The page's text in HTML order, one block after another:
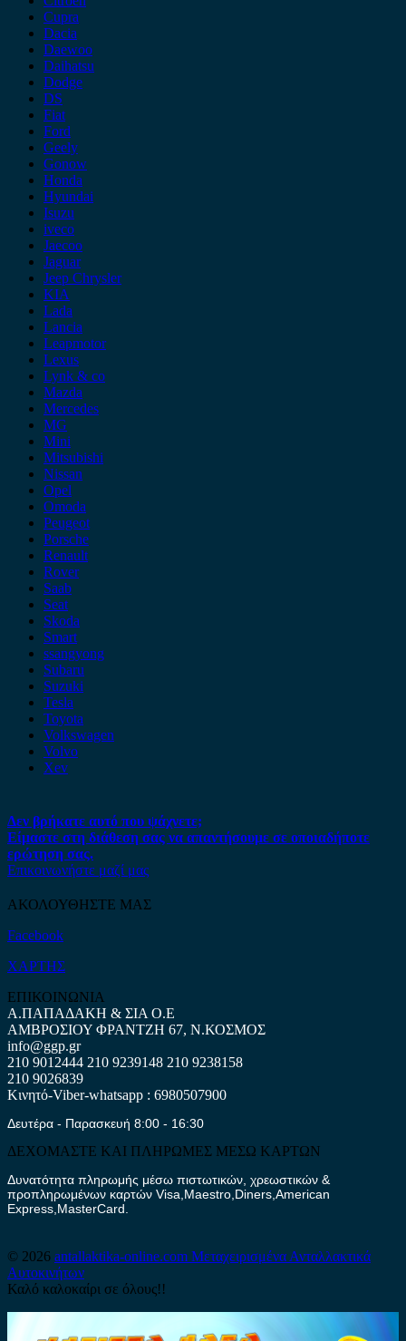
Cupra
Dacia
Daewoo
Daihatsu
Dodge
DS
Fiat
Ford
Geely
Gonow
Honda
Hyundai
Isuzu
iveco
Jaecoo
Jaguar
Jeep Chrysler
KIA
Lada
Lancia
Leapmotor
Lexus
Lynk & co
Mazda
Mercedes
MG
Mini
Mitsubishi
Nissan
Opel
Omoda
Peugeot
Porsche
Renault
Rover
Saab
Seat
Skoda
Smart
ssangyong
Subaru
Suzuki
Tesla
Toyota
Volkswagen
Volvo
Xev
Δεν βρήκατε αυτό που ψάχνετε;
Είμαστε στη διάθεση σας να απαντήσουμε σε οποιαδήποτε
ερώτηση σας.
Επικοινωνήστε μαζί μας
ΑΚΟΛΟΥΘΗΣΤΕ ΜΑΣ
Facebook
ΧΑΡΤΗΣ
ΕΠΙΚΟΙΝΩΝΙΑ
Α.ΠΑΠΑΔΑΚΗ & ΣΙΑ Ο.Ε
ΑΜΒΡΟΣΙΟΥ ΦΡΑΝΤΖΗ 67, Ν.ΚΟΣΜΟΣ
info@ggp.gr
210 9012444 210 9239148 210 9238158
210 9026839
Κινητό-Viber-whatsapp : 6980507900
Δευτέρα - Παρασκευή 8:00 - 16:30
ΔΕΧΟΜΑΣΤΕ ΚΑΙ ΠΛΗΡΩΜΕΣ ΜΕΣΩ ΚΑΡΤΩΝ
Δυνατότητα πληρωμής μέσω πιστωτικών, χρεωστικών &
προπληρωμένων καρτών Visa,Maestro,Diners,American
Express,MasterCard.
© 2026 antallaktika-online.com Μεταχειρισμένα Ανταλλακτικά
Αυτοκινήτων
Καλό καλοκαίρι σε όλους!!